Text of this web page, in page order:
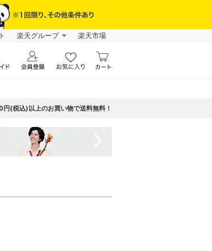
楽天グループ 楽天市場
(税込)以上のお買い物で送料無料！